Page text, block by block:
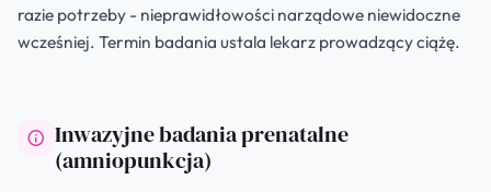
razie potrzeby - nieprawidłowości narządowe niewidoczne
wcześniej. Termin badania ustala lekarz prowadzący ciążę.
Inwazyjne badania prenatalne
(amniopunkcja)